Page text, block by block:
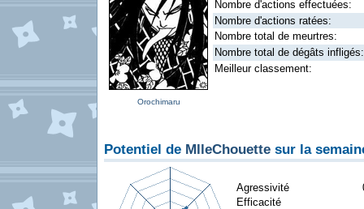
Orochimaru
Nombre d'actions effectuées:
Nombre d'actions ratées:
Nombre total de meurtres:
Nombre total de dégâts infligés:
Meilleur classement:
Potentiel de MlleChouette sur la
Agressivité
Efficacité